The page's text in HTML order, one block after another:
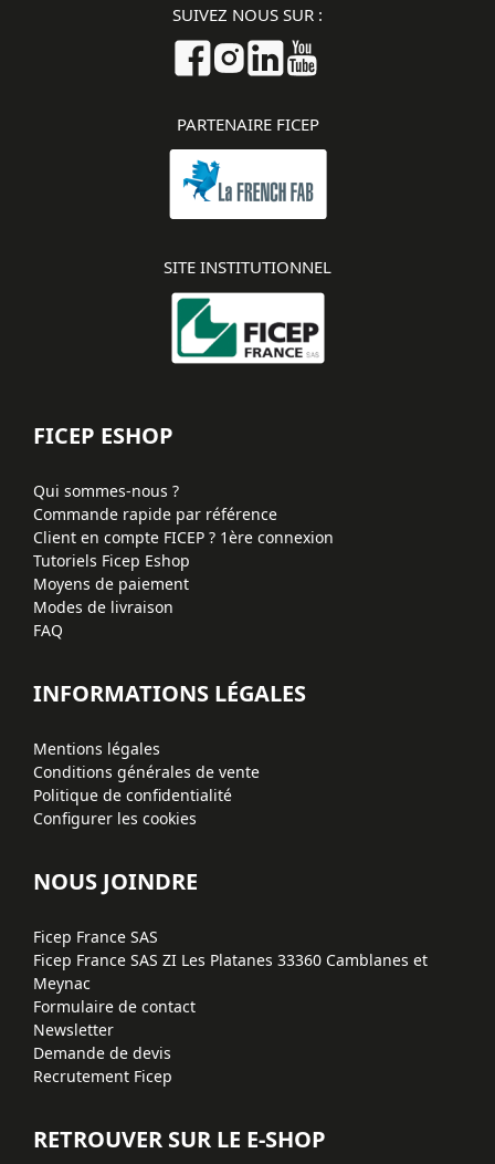
SUIVEZ NOUS SUR :
PARTENAIRE FICEP
SITE INSTITUTIONNEL
FICEP ESHOP
Qui sommes-nous ?
Commande rapide par référence
Client en compte FICEP ? 1ère connexion
Tutoriels Ficep Eshop
Moyens de paiement
Modes de livraison
FAQ
INFORMATIONS LÉGALES
Mentions légales
Conditions générales de vente
Politique de confidentialité
Configurer les cookies
NOUS JOINDRE
Ficep France SAS
Ficep France SAS ZI Les Platanes 33360 Camblanes et
Meynac
Formulaire de contact
Newsletter
Demande de devis
Recrutement Ficep
RETROUVER SUR LE E-SHOP